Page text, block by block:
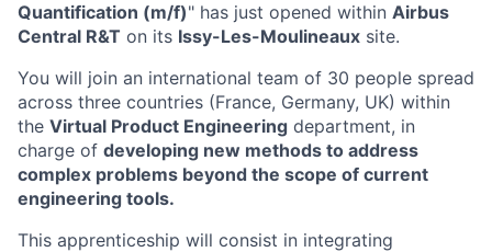
Quantification (m/f)" has just opened within Airbus
Central R&T on its Issy-Les-Moulineaux site.
You will join an international team of 30 people spread
across three countries (France, Germany, UK) within
the Virtual Product Engineering department, in
charge of developing new methods to address
complex problems beyond the scope of current
engineering tools.
This apprenticeship will consist in integrating